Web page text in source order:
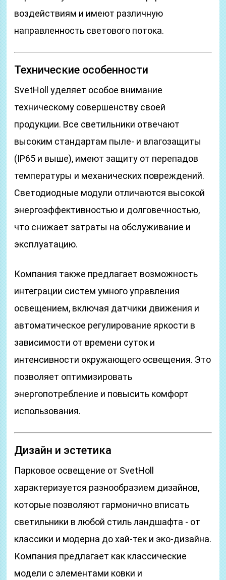
воздействиям и имеют различную
направленность светового потока.
Технические особенности
SvetHoll уделяет особое внимание
техническому совершенству своей
продукции. Все светильники отвечают
высоким стандартам пыле- и влагозащиты
(IP65 и выше), имеют защиту от перепадов
температуры и механических повреждений.
Светодиодные модули отличаются высокой
энергоэффективностью и долговечностью,
что снижает затраты на обслуживание и
эксплуатацию.
Компания также предлагает возможность
интеграции систем умного управления
освещением, включая датчики движения и
автоматическое регулирование яркости в
зависимости от времени суток и
интенсивности окружающего освещения. Это
позволяет оптимизировать
энергопотребление и повысить комфорт
использования.
Дизайн и эстетика
Парковое освещение от SvetHoll
характеризуется разнообразием дизайнов,
которые позволяют гармонично вписать
светильники в любой стиль ландшафта - от
классики и модерна до хай-тек и эко-дизайна.
Компания предлагает как классические
модели с элементами ковки и